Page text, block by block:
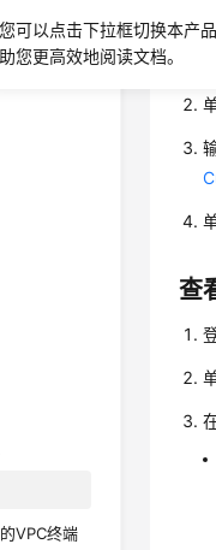
您可以点击下拉框切换本产
助您更高效地阅读文档。
VPC终端
创
查